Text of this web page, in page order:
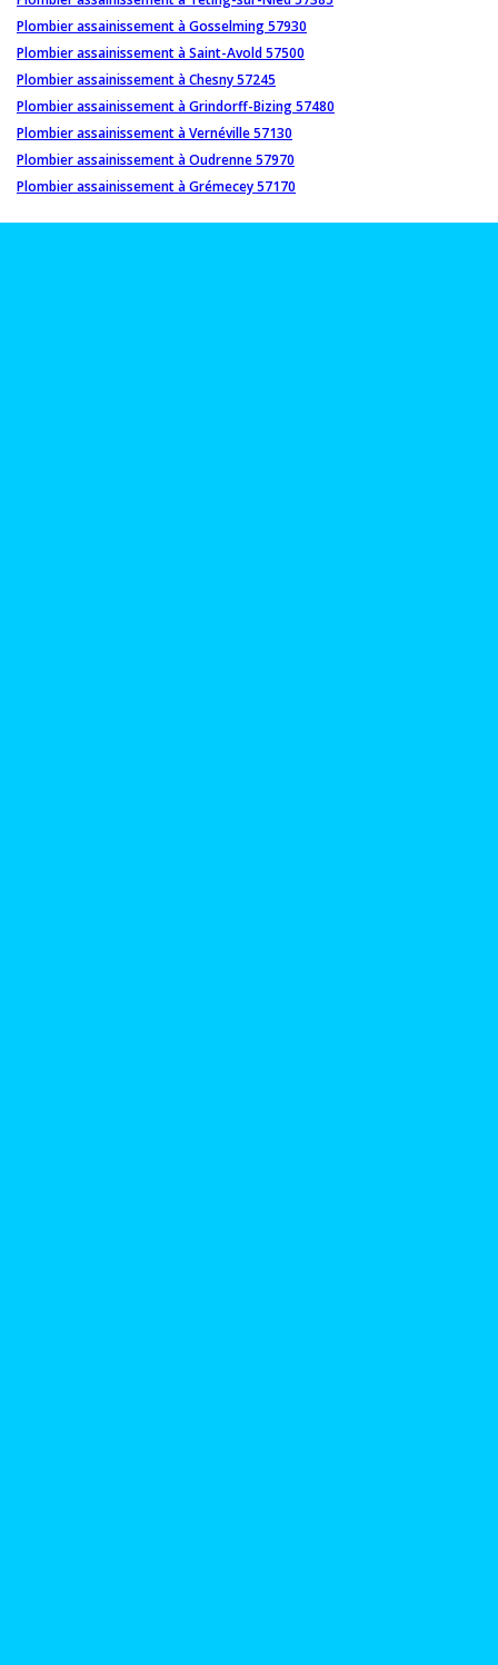
Plombier assainissement à Gosselming 57930
Plombier assainissement à Saint-Avold 57500
Plombier assainissement à Chesny 57245
Plombier assainissement à Grindorff-Bizing 57480
Plombier assainissement à Vernéville 57130
Plombier assainissement à Oudrenne 57970
Plombier assainissement à Grémecey 57170